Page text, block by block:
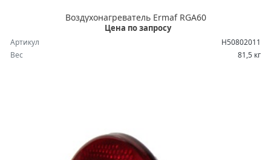
Воздухонагреватель Ermaf RGA60
Цена по запросу
Артикул
H50802011
Вес
81,5 кг